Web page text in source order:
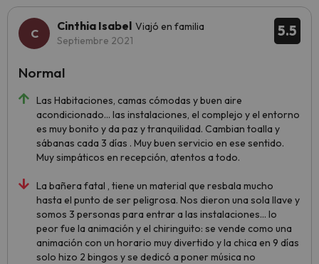
5.5
Cinthia Isabel Viajó en familia
Septiembre 2021
Las Habitaciones, camas cómodas y buen aire
acondicionado… las instalaciones, el complejo y el entorno
es muy bonito y da paz y tranquilidad. Cambian toalla y
sábanas cada 3 días . Muy buen servicio en ese sentido.
Muy simpáticos en recepción, atentos a todo.
La bañera fatal , tiene un material que resbala mucho
hasta el punto de ser peligrosa. Nos dieron una sola llave y
somos 3 personas para entrar a las instalaciones… lo
peor fue la animación y el chiringuito: se vende como una
animación con un horario muy divertido y la chica en 9 días
solo hizo 2 bingos y se dedicó a poner música no
Normal